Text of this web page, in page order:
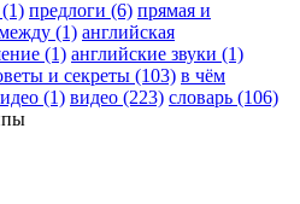
предлоги (6) прямая и
(1) английская
(1) английские звуки (1)
и секреты (103) в чём
(1) видео (223) словарь (106)